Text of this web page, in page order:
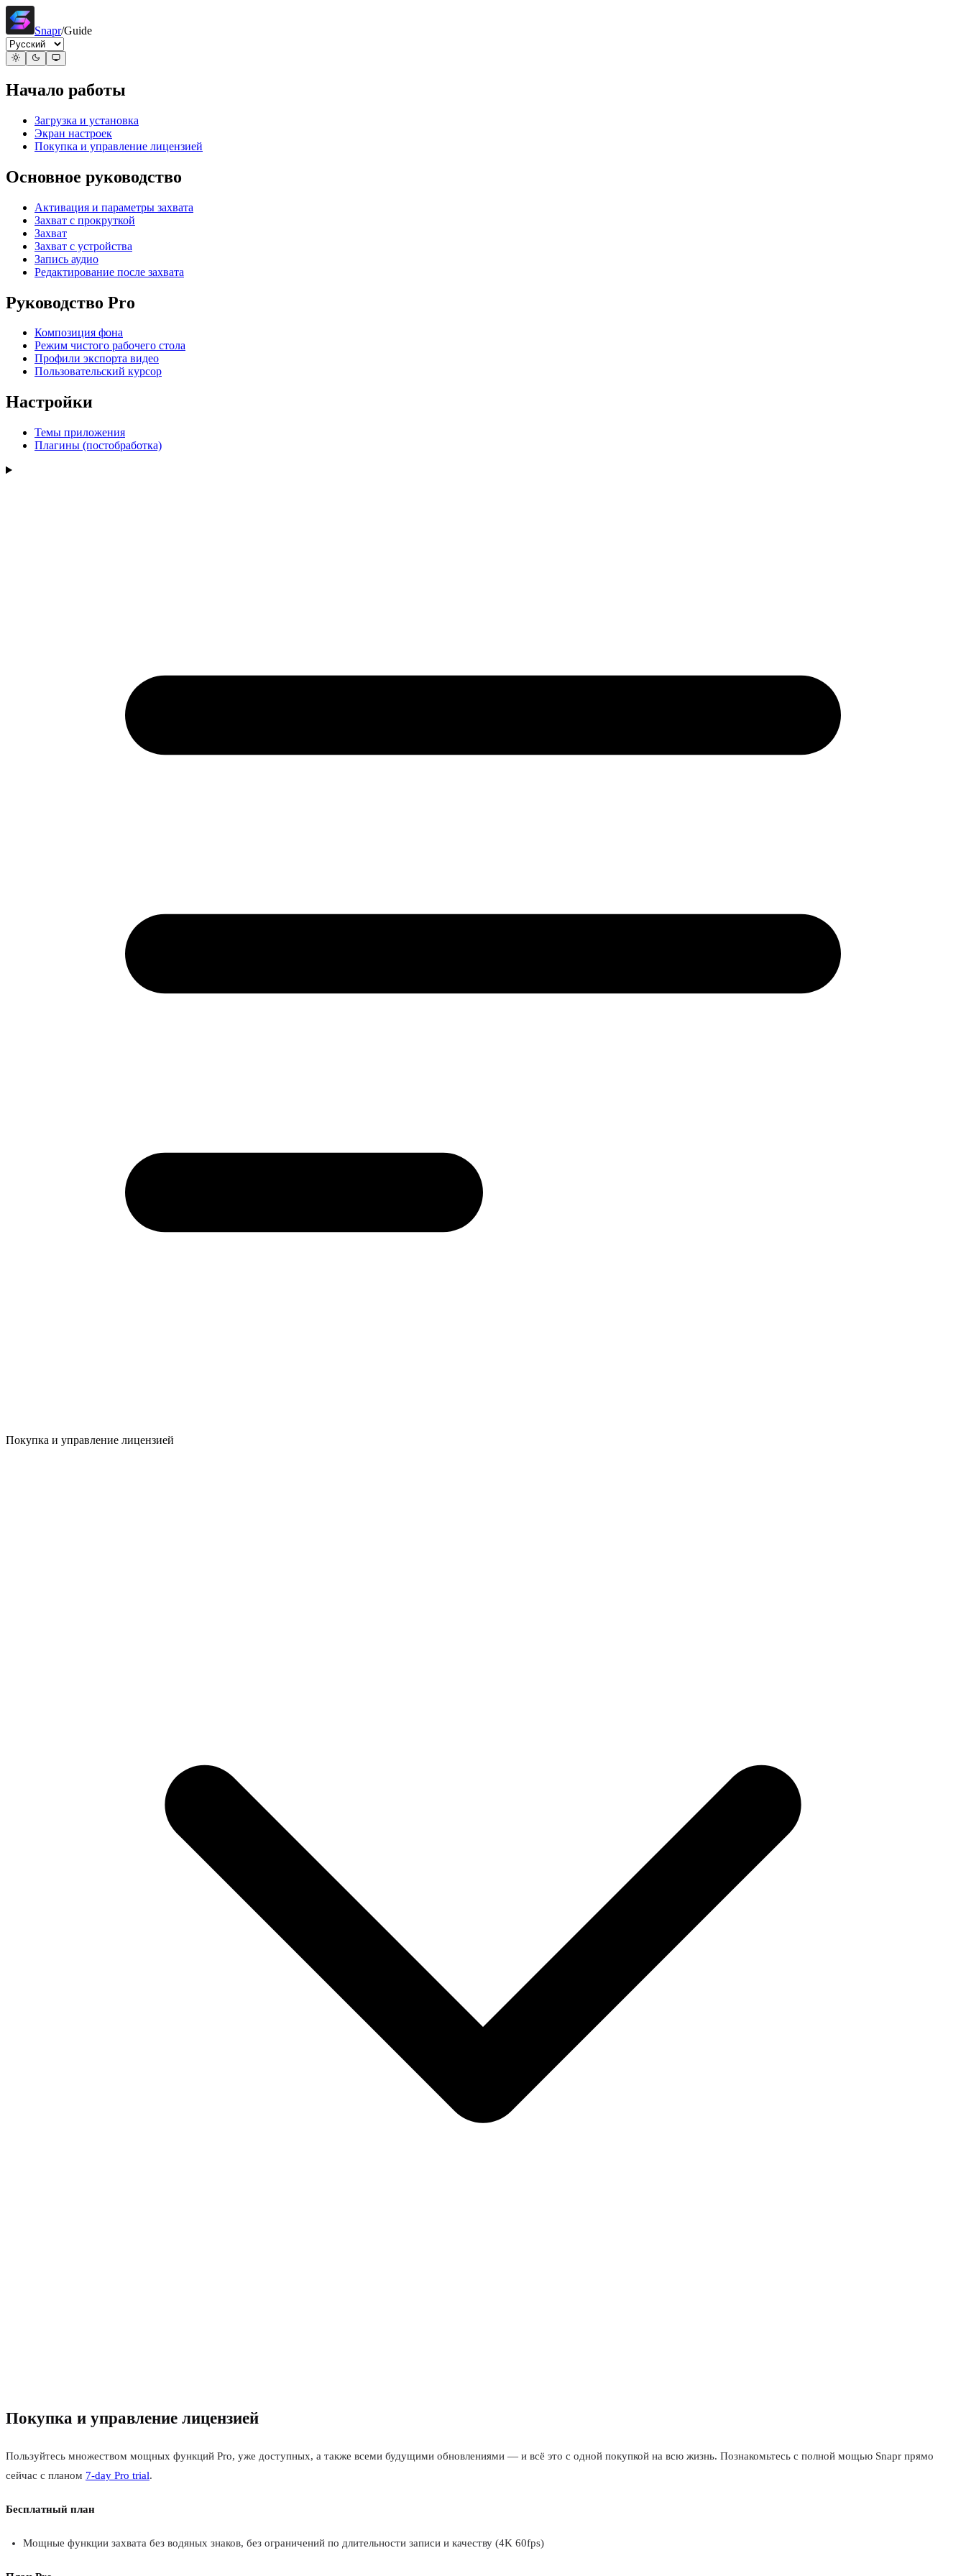
Snapr/Guide
Начало работы
Загрузка и установка
Экран настроек
Покупка и управление лицензией
Основное руководство
Активация и параметры захвата
Захват с прокруткой
Захват
Захват с устройства
Запись аудио
Редактирование после захвата
Руководство Pro
Композиция фона
Режим чистого рабочего стола
Профили экспорта видео
Пользовательский курсор
Настройки
Темы приложения
Плагины (постобработка)
Покупка и управление лицензией
Покупка и управление лицензией
Пользуйтесь множеством мощных функций Pro, уже доступных, а также всеми будущими обновлениями — и всё это с одной покупкой на всю жизнь. Познакомьтесь с полной мощью Snapr прямо
сейчас с планом 7-day Pro trial.
Бесплатный план
Мощные функции захвата без водяных знаков, без ограничений по длительности записи и качеству (4K 60fps)